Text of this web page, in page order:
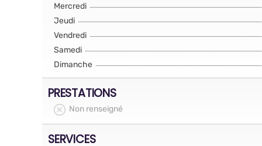
Mercredi
Jeudi
Vendredi
Samedi
Dimanche
PRESTATIONS
Non renseigné
SERVICES